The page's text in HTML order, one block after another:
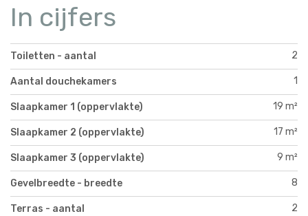
In cijfers
Toiletten - aantal 2
Aantal douchekamers 1
Slaapkamer 1 (oppervlakte) 19 m²
Slaapkamer 2 (oppervlakte) 17 m²
Slaapkamer 3 (oppervlakte) 9 m²
Gevelbreedte - breedte 8
Terras - aantal 2